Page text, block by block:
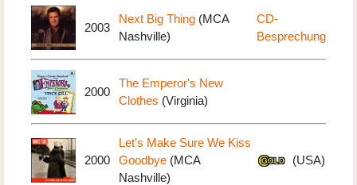
2003
Next Big Thing (MCA
Nashville)
CD-
Besprechung
2000
The Emperor's New
Clothes (Virginia)
2000
Let's Make Sure We Kiss
Goodbye (MCA
Nashville)
(USA)